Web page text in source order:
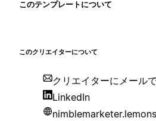
このテンプレートについて
このクリエイターについて
クリエイターにメール
LinkedIn